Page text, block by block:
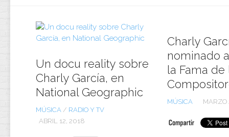
Un docu reality sobre
Charly García, en
National Geographic
MÚSICA / RADIO Y TV
ABRIL 12, 2018
Charly
nominado
la Fama de
MÚSICA MARZO